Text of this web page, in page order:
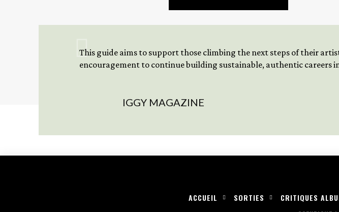
This guide aims to support those climbing the next steps of their
encouragement to continue building sustainable, authentic careers
IGGY MAGAZINE
ACCUEIL SORTIES CRITIQUES